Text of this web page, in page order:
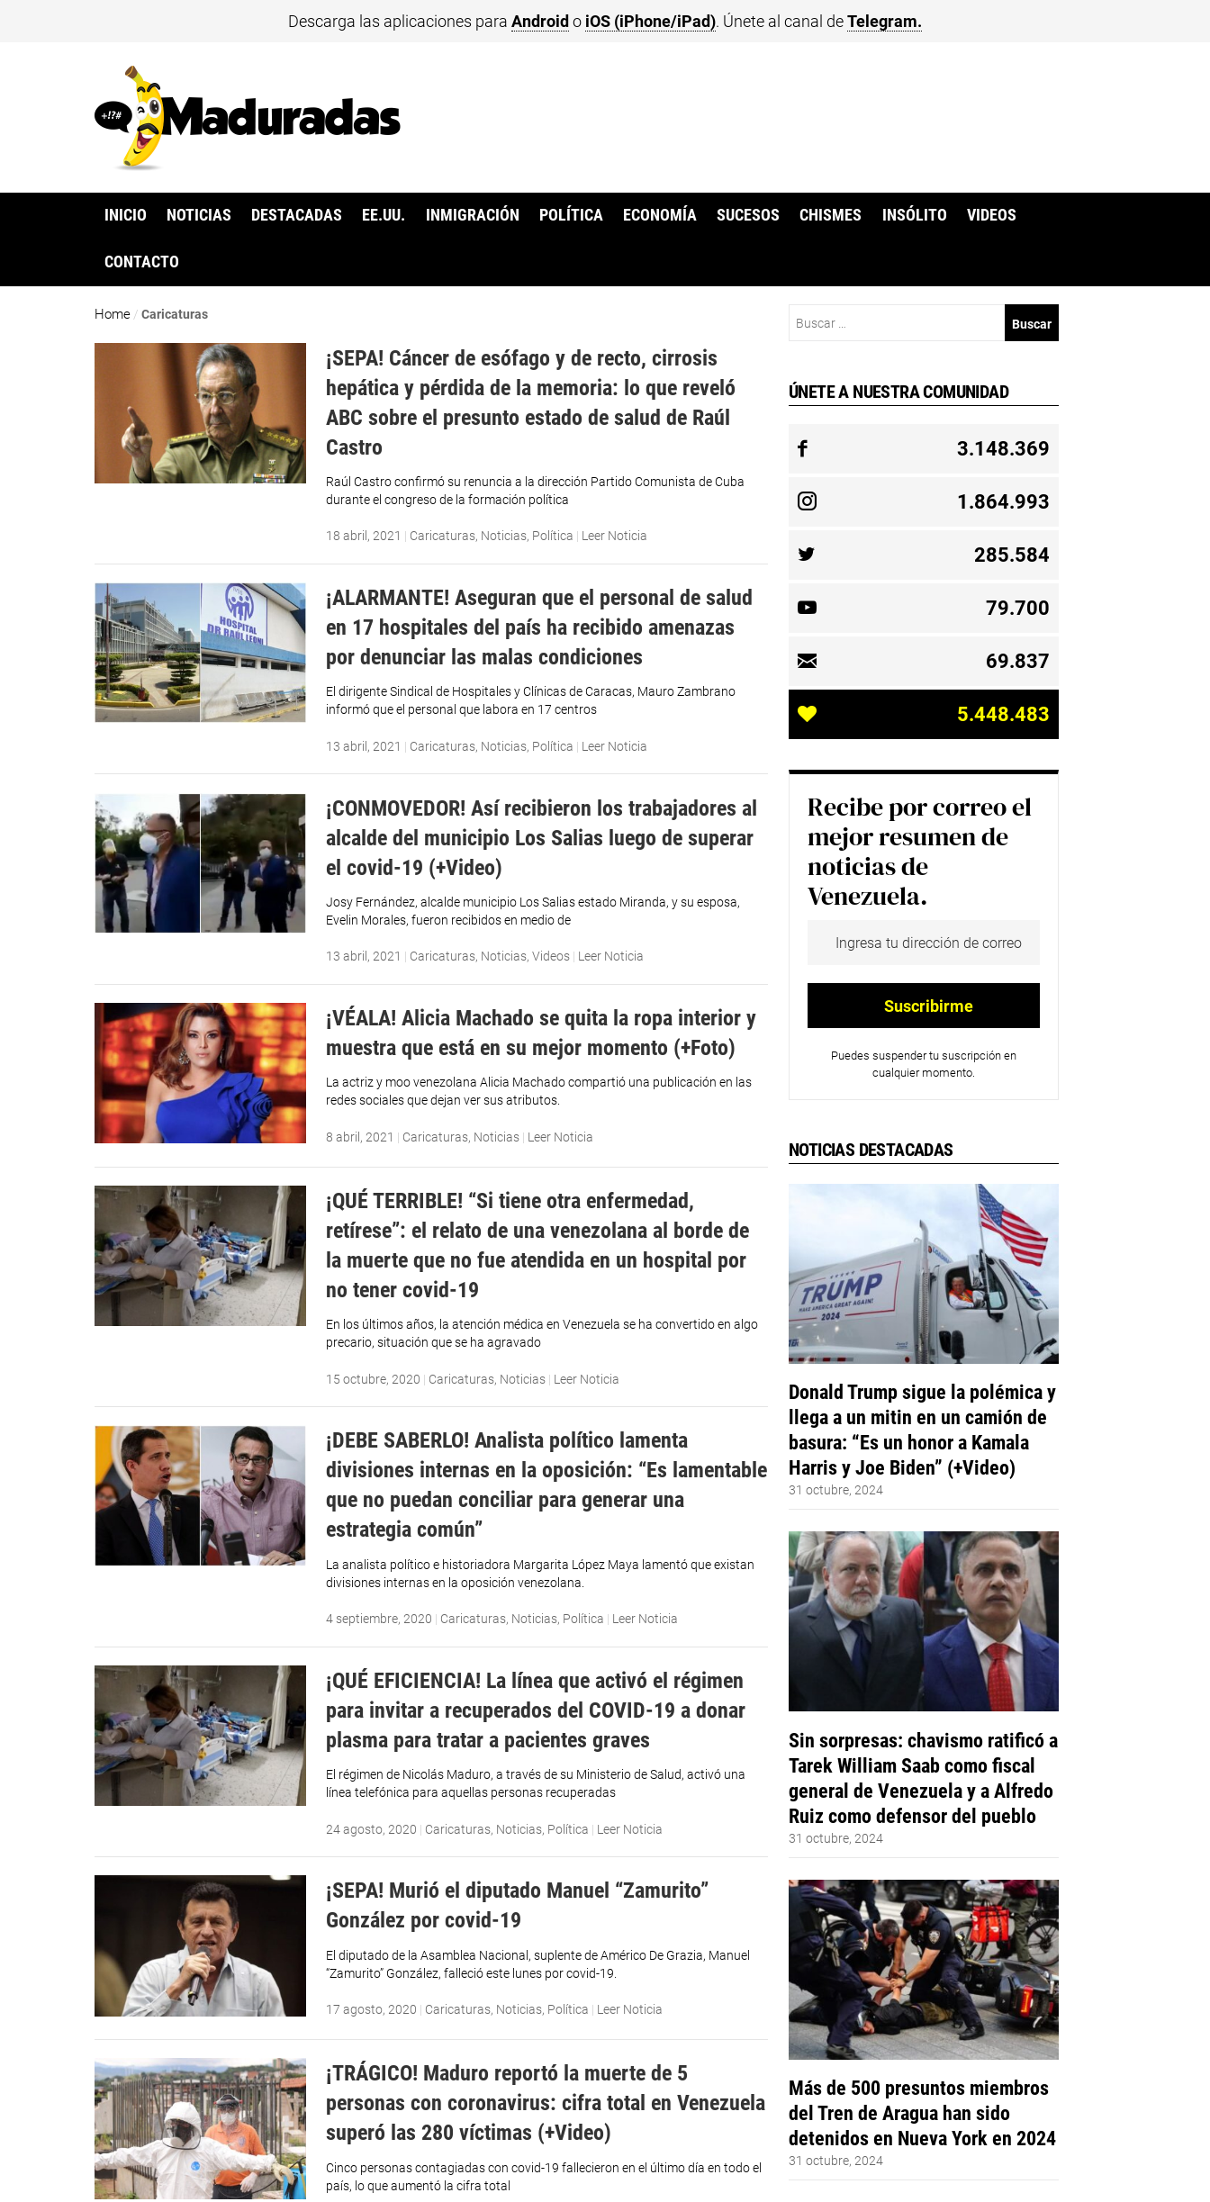
Descarga las aplicaciones para Android o iOS (iPhone/iPad). Únete al canal deTelegram.
INICIO NOTICIAS DESTACADAS EE.UU. INMIGRACIÓN POLÍTICA ECONOMÍA SUCESOS CHISMES INSÓLITO VIDEOS
CONTACTO
Home /Caricaturas
¡SEPA! Cáncer de esófago y de recto, cirrosis
hepática y pérdida de la memoria: lo que reveló
ABC sobre el presunto estado de salud de Raúl
Castro
Raúl Castro confirmó su renuncia a la dirección Partido Comunista de Cuba
durante el congreso de la formación política
18 abril, 2021 | Caricaturas, Noticias, Política | Leer Noticia
¡ALARMANTE! Aseguran que el personal de salud
en 17 hospitales del país ha recibido amenazas
por denunciar las malas condiciones
El dirigente Sindical de Hospitales y Clínicas de Caracas, Mauro Zambrano
informó que el personal que labora en 17 centros
13 abril, 2021 | Caricaturas, Noticias, Política | Leer Noticia
¡CONMOVEDOR! Así recibieron los trabajadores al
alcalde del municipio Los Salias luego de superar
el covid-19 (+Video)
Josy Fernández, alcalde municipio Los Salias estado Miranda, y su esposa,
Evelin Morales, fueron recibidos en medio de
13 abril, 2021 | Caricaturas, Noticias,Videos | Leer Noticia
¡VÉALA! Alicia Machado se quita la ropa interior y
muestra que está en su mejor momento (+Foto)
La actriz y moo venezolana Alicia Machado compartió una publicación en las
redes sociales que dejan ver sus atributos.
8 abril, 2021 | Caricaturas, Noticias | Leer Noticia
¡QUÉ TERRIBLE! “Si tiene otra enfermedad,
retírese”: el relato de una venezolana al borde de
la muerte que no fue atendida en un hospital por
no tener covid-19
En los últimos años, la atención médica en Venezuela se ha convertido en algo
precario, situación que se ha agravado
15 octubre, 2020 | Caricaturas, Noticias | Leer Noticia
¡DEBE SABERLO! Analista político lamenta
divisiones internas en la oposición: “Es lamentable
que no puedan conciliar para generar una
estrategia común”
La analista político e historiadora Margarita López Maya lamentó que existan
divisiones internas en la oposición venezolana.
4 septiembre, 2020 | Caricaturas, Noticias, Política | Leer Noticia
¡QUÉ EFICIENCIA! La línea que activó el régimen
para invitar a recuperados del COVID-19 a donar
plasma para tratar a pacientes graves
El régimen de Nicolás Maduro, a través de su Ministerio de Salud, activó una
línea telefónica para aquellas personas recuperadas
24 agosto, 2020 | Caricaturas, Noticias, Política | Leer Noticia
¡SEPA! Murió el diputado Manuel “Zamurito”
González por covid-19
El diputado de la Asamblea Nacional, suplente de Américo De Grazia, Manuel
“Zamurito” González, falleció este lunes por covid-19.
17 agosto, 2020 | Caricaturas, Noticias, Política | Leer Noticia
¡TRÁGICO! Maduro reportó la muerte de 5
personas con coronavirus: cifra total en Venezuela
superó las 280 víctimas (+Video)
Cinco personas contagiadas con covid-19 fallecieron en el último día en todo el
país, lo que aumentó la cifra total
ÚNETE A NUESTRA COMUNIDAD
3.148.369
1.864.993
285.584
79.700
69.837
5.448.483
Recibe por correo el
mejor resumen de
noticias de
Venezuela.
Puedes suspender tu suscripción en
cualquier momento.
NOTICIAS DESTACADAS
Donald Trump sigue la polémica y
llega a un mitin en un camión de
basura: “Es un honor a Kamala
Harris y Joe Biden” (+Video)
31 octubre, 2024
Sin sorpresas: chavismo ratificó a
Tarek William Saab como fiscal
general de Venezuela y a Alfredo
Ruiz como defensor del pueblo
31 octubre, 2024
Más de 500 presuntos miembros
del Tren de Aragua han sido
detenidos en Nueva York en 2024
31 octubre, 2024